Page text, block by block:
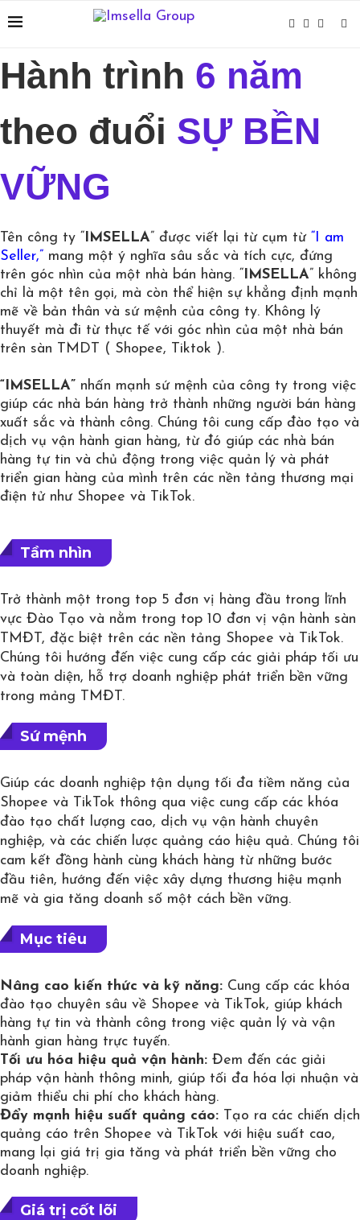
Hành trình 6 năm
theo đuổi SỰ BỀN
VỮNG
Tên công ty “IMSELLA” được viết lại từ cụm từ “I am
Seller,” mang một ý nghĩa sâu sắc và tích cực, đứng
trên góc nhìn của một nhà bán hàng. “IMSELLA” không
chỉ là một tên gọi, mà còn thể hiện sự khẳng định mạnh
mẽ về bản thân và sứ mệnh của công ty. Không lý
thuyết mà đi từ thực tế với góc nhìn của một nhà bán
trên sàn TMDT ( Shopee, Tiktok ).
“IMSELLA” nhấn mạnh sứ mệnh của công ty trong việc
giúp các nhà bán hàng trở thành những người bán hàng
xuất sắc và thành công. Chúng tôi cung cấp đào tạo và
dịch vụ vận hành gian hàng, từ đó giúp các nhà bán
hàng tự tin và chủ động trong việc quản lý và phát
triển gian hàng của mình trên các nền tảng thương mại
điện tử như Shopee và TikTok.
Tầm nhìn
Trở thành một trong top 5 đơn vị hàng đầu trong lĩnh
vực Đào Tạo và nằm trong top 10 đơn vị vận hành sàn
TMĐT, đặc biệt trên các nền tảng Shopee và TikTok.
Chúng tôi hướng đến việc cung cấp các giải pháp tối ưu
và toàn diện, hỗ trợ doanh nghiệp phát triển bền vững
trong mảng TMĐT.
Sứ mệnh
Giúp các doanh nghiệp tận dụng tối đa tiềm năng của
Shopee và TikTok thông qua việc cung cấp các khóa
đào tạo chất lượng cao, dịch vụ vận hành chuyên
nghiệp, và các chiến lược quảng cáo hiệu quả. Chúng tôi
cam kết đồng hành cùng khách hàng từ những bước
đầu tiên, hướng đến việc xây dựng thương hiệu mạnh
mẽ và gia tăng doanh số một cách bền vững.
Mục tiêu
Nâng cao kiến thức và kỹ năng: Cung cấp các khóa
đào tạo chuyên sâu về Shopee và TikTok, giúp khách
hàng tự tin và thành công trong việc quản lý và vận
hành gian hàng trực tuyến.
Tối ưu hóa hiệu quả vận hành: Đem đến các giải
pháp vận hành thông minh, giúp tối đa hóa lợi nhuận và
giảm thiểu chi phí cho khách hàng.
Đẩy mạnh hiệu suất quảng cáo: Tạo ra các chiến dịch
quảng cáo trên Shopee và TikTok với hiệu suất cao,
mang lại giá trị gia tăng và phát triển bền vững cho
doanh nghiệp.
Giá trị cốt lõi